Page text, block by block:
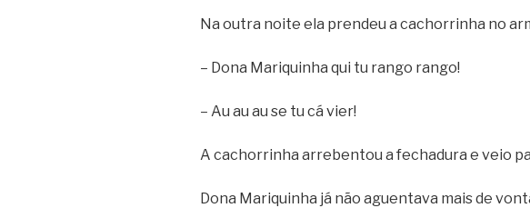
Na outra noite ela prendeu a cachorrinha no
– Dona Mariquinha qui tu rango rango!
– Au au au se tu cá vier!
A cachorrinha arrebentou a fechadura e veio
Dona Mariquinha já não aguentava mais de